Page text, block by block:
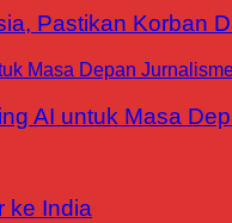
Pastikan Korban
AI untuk Masa
ke India